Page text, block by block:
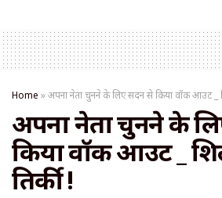
Home »अपना नेता चुनने के लिए सदन से किया वॉक आउट _
अपना नेता चुनने के
किया वॉक आउट _
तिर्की !